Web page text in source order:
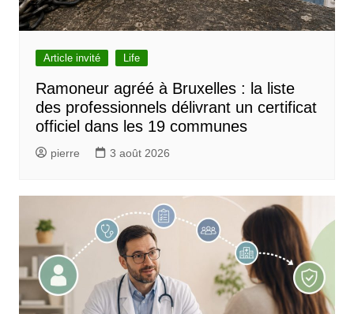
Article invité Life
Ramoneur agréé à Bruxelles : la liste
des professionnels délivrant un certificat
officiel dans les 19 communes
pierre 3 août 2026